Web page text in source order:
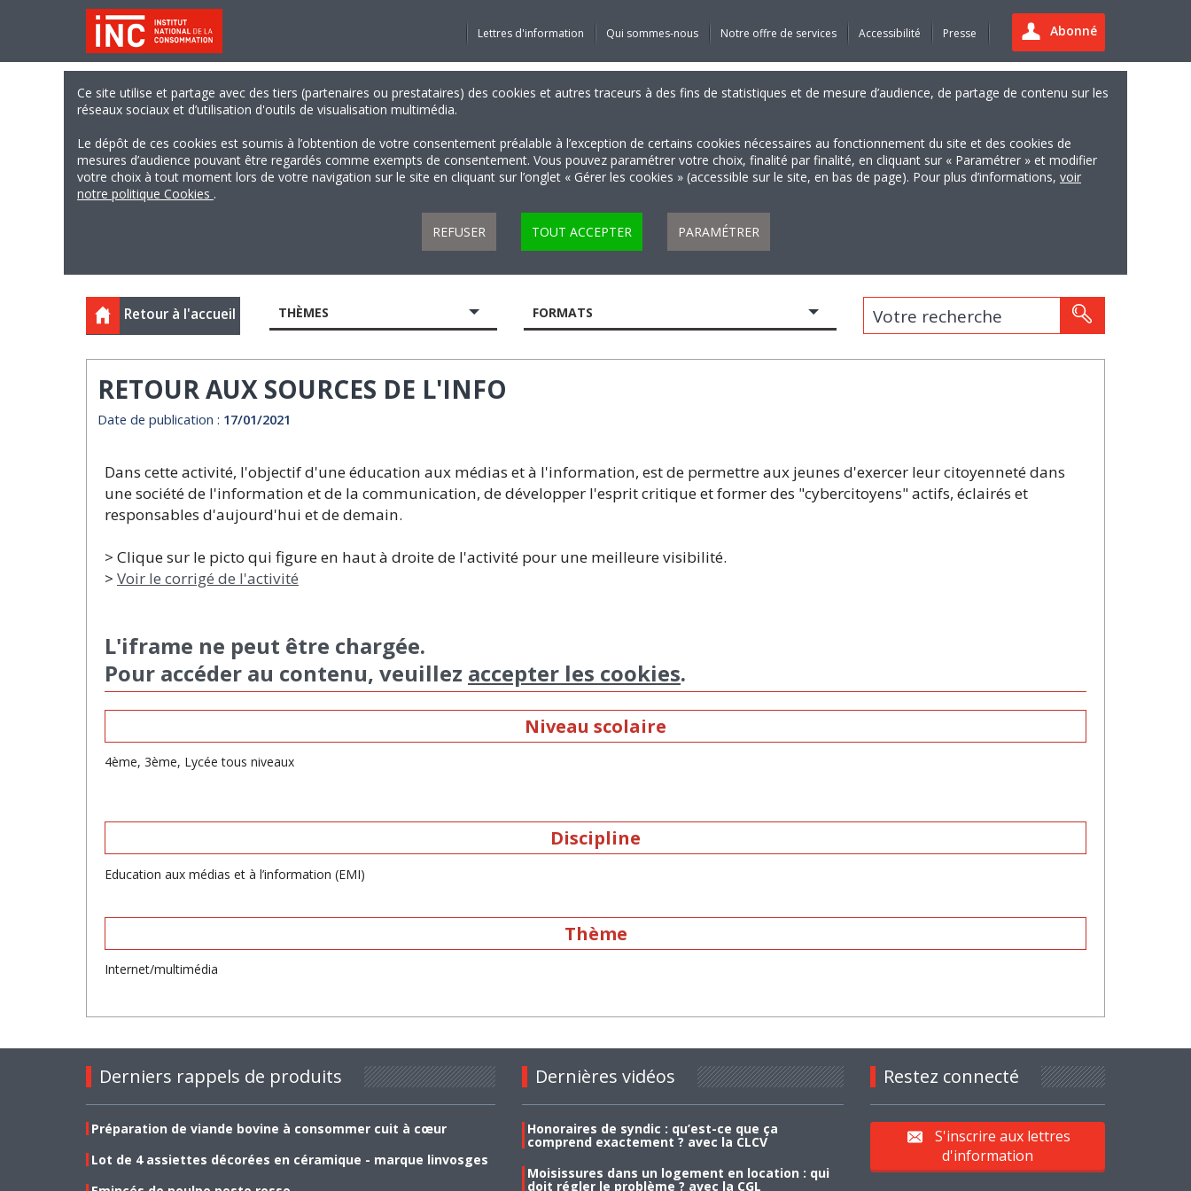
Abonné
Lettres d'information Qui sommes-nous Notre offre de services Accessibilité Presse
Ce site utilise et partage avec des tiers (partenaires ou prestataires) des cookies et autres traceurs à des fins de statistiques et de mesure d’audience, de partage de contenu sur les
réseaux sociaux et d’utilisation d'outils de visualisation multimédia.
Le dépôt de ces cookies est soumis à l’obtention de votre consentement préalable à l’exception de certains cookies nécessaires au fonctionnement du site et des cookies de
mesures d’audience pouvant être regardés comme exempts de consentement. Vous pouvez paramétrer votre choix, finalité par finalité, en cliquant sur « Paramétrer » et modifier
votre choix à tout moment lors de votre navigation sur le site en cliquant sur l’onglet « Gérer les cookies » (accessible sur le site, en bas de page). Pour plus d’informations, voir
notre politique Cookies .
REFUSER TOUT ACCEPTER PARAMÉTRER
Retour à l'accueil THÈMES FORMATS Votre recherche
RETOUR AUX SOURCES DE L'INFO
Date de publication : 17/01/2021
Dans cette activité, l'objectif d'une éducation aux médias et à l'information, est de permettre aux jeunes d'exercer leur citoyenneté dans
une société de l'information et de la communication, de développer l'esprit critique et former des "cybercitoyens" actifs, éclairés et
responsables d'aujourd'hui et de demain.
> Clique sur le picto qui figure en haut à droite de l'activité pour une meilleure visibilité.
> Voir le corrigé de l'activité
L'iframe ne peut être chargée.
Pour accéder au contenu, veuillez accepter les cookies.
Niveau scolaire
4ème, 3ème, Lycée tous niveaux
Discipline
Education aux médias et à l’information (EMI)
Thème
Internet/multimédia
Derniers rappels de produits
Préparation de viande bovine à consommer cuit à cœur
Lot de 4 assiettes décorées en céramique - marque linvosges
Dernières vidéos
Honoraires de syndic : qu’est-ce que ça
comprend exactement ? avec la CLCV
Moisissures dans un logement en location : qui
doit régler le problème ? avec la CGL
Restez connecté
S'inscrire aux lettres
d'information